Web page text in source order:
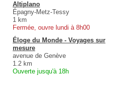
Altiplano
Épagny-Metz-Tessy
1 km
Fermée, ouvre lundi à 8h00
Éloge du Monde - Voyages sur
mesure
avenue de Genève
1.2 km
Ouverte jusqu'à 18h